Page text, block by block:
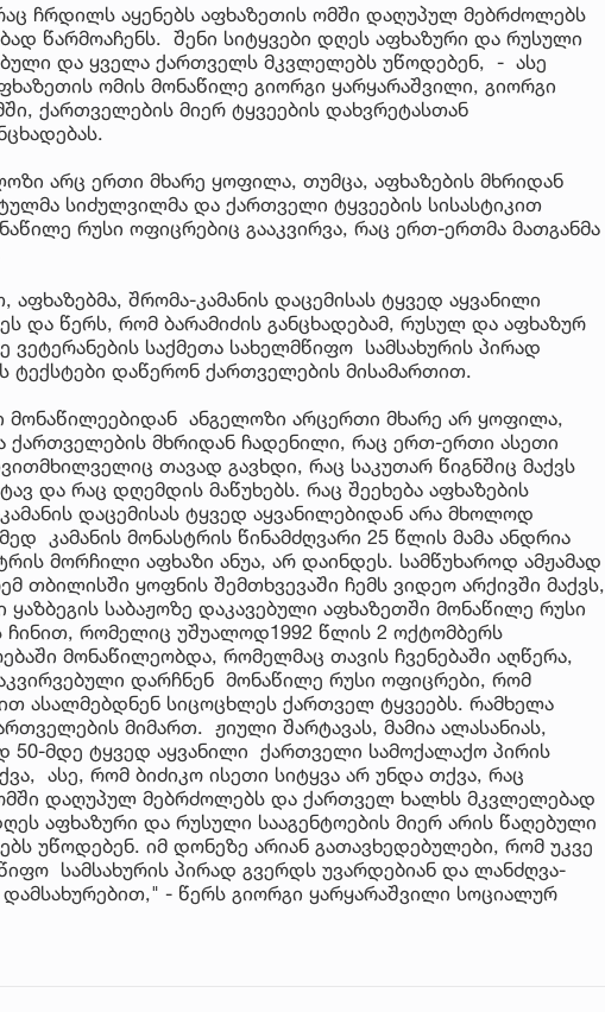
ჩრდილს აყენებს აფხაზეთის ომში დაღუპულ მებრძოლებს
წარმოაჩენს. შენი სიტყვები დღეს აფხაზური და რუსული
და ყველა ქართველს მკვლელებს უწოდებენ, - ასე
ომის მონაწილე გიორგი ყარყარაშვილი, გიორგი
ქართველების მიერ ტყვეების დახვრეტასთან
არც ერთი მხარე ყოფილა, თუმცა, აფხაზების მხრიდან
სიძულვილმა და ქართველი ტყვეების სისასტიკით
რუსი ოფიცრებიც გააკვირვა, რაც ერთ-ერთმა მათგანმა
შრომა-კამანის დაცემისას ტყვედ აყვანილი
და წერს, რომ ბარამიძის განცხადებამ, რუსულ და აფხაზურ
ვეტერანების საქმეთა სახელმწიფო სამსახურის პირად
ტექსტები დაწერონ ქართველების მისამართით.
მონაწილეებიდან ანგელოზი არცერთი მხარე არ ყოფილა,
ქართველების მხრიდან ჩადენილი, რაც ერთ-ერთი ასეთი
თავად გავხდი, რაც საკუთარ წიგნშიც მაქვს
და რაც დღემდის მაწუხებს. რაც შეეხება აფხაზების
დაცემისას ტყვედ აყვანილებიდან არა მხოლოდ
კამანის მონასტრის წინამძღვარი 25 წლის მამა ანდრია
მორჩილი აფხაზი ანუა, არ დაინდეს. სამწუხაროდ ამჟამად
თბილისში ყოფნის შემთხვევაში ჩემს ვიდეო არქივში მაქვს,
ყაზბეგის საბაჟოზე დაკავებული აფხაზეთში მონაწილე რუსი
ჩინით, რომელიც უშუალოდ1992 წლის 2 ოქტომბერს
მონაწილეობდა, რომელმაც თავის ჩვენებაში აღწერა,
დარჩნენ მონაწილე რუსი ოფიცრები, რომ
ასალმებდნენ სიცოცხლეს ქართველ ტყვეებს. რამხელა
მიმართ. ჟიული შარტავას, მამია ალასანიას,
50-მდე ტყვედ აყვანილი ქართველი სამოქალაქო პირის
ასე, რომ ბიძიკო ისეთი სიტყვა არ უნდა თქვა, რაც
დაღუპულ მებრძოლებს და ქართველ ხალხს მკვლელებად
აფხაზური და რუსული სააგენტოების მიერ არის წაღებული
უწოდებენ. იმ დონეზე არიან გათავხედებულები, რომ უკვე
სამსახურის პირად გვერდს უვარდებიან და ლანძღვა-
დამსახურებით," - წერს გიორგი ყარყარაშვილი სოციალურ